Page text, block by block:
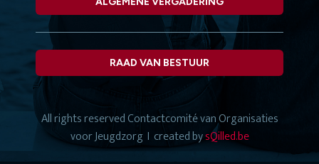
RAAD VAN BESTUUR
All rights reservedContactcomité van Organisaties
voor JeugdzorgI created bysQilled.be